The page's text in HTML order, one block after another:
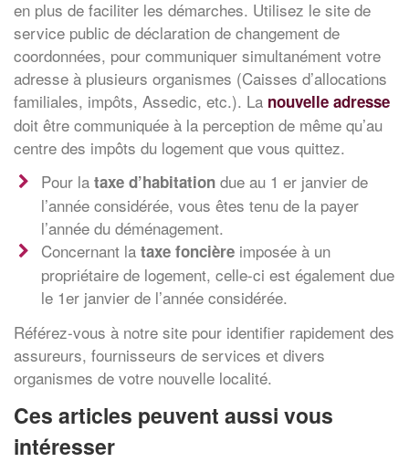
en plus de faciliter les démarches. Utilisez le site de
service public de déclaration de changement de
coordonnées, pour communiquer simultanément votre
adresse à plusieurs organismes (Caisses d’allocations
familiales, impôts, Assedic, etc.). La nouvelle adresse
doit être communiquée à la perception de même qu’au
centre des impôts du logement que vous quittez.
Pour la taxe d’habitation due au 1 er janvier de
l’année considérée, vous êtes tenu de la payer
l’année du déménagement.
Concernant la taxe foncière imposée à un
propriétaire de logement, celle-ci est également due
le 1er janvier de l’année considérée.
Référez-vous à notre site pour identifier rapidement des
assureurs, fournisseurs de services et divers
organismes de votre nouvelle localité.
Ces articles peuvent aussi vous
intéresser